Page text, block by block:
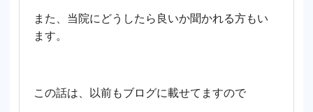
また、当院にどうしたら良いか聞かれる方もい
ます。
この話は、以前もブログに載せてますので